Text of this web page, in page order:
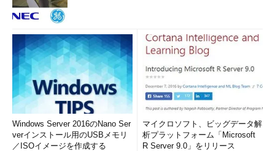
Windows Server 2016のNano Ser
verインストール用のUSBメモリ
／ISOイメージを作成する
マイクロソフト、ビッグデータ解
析プラットフォーム「Microsoft
R Server 9.0」をリリース